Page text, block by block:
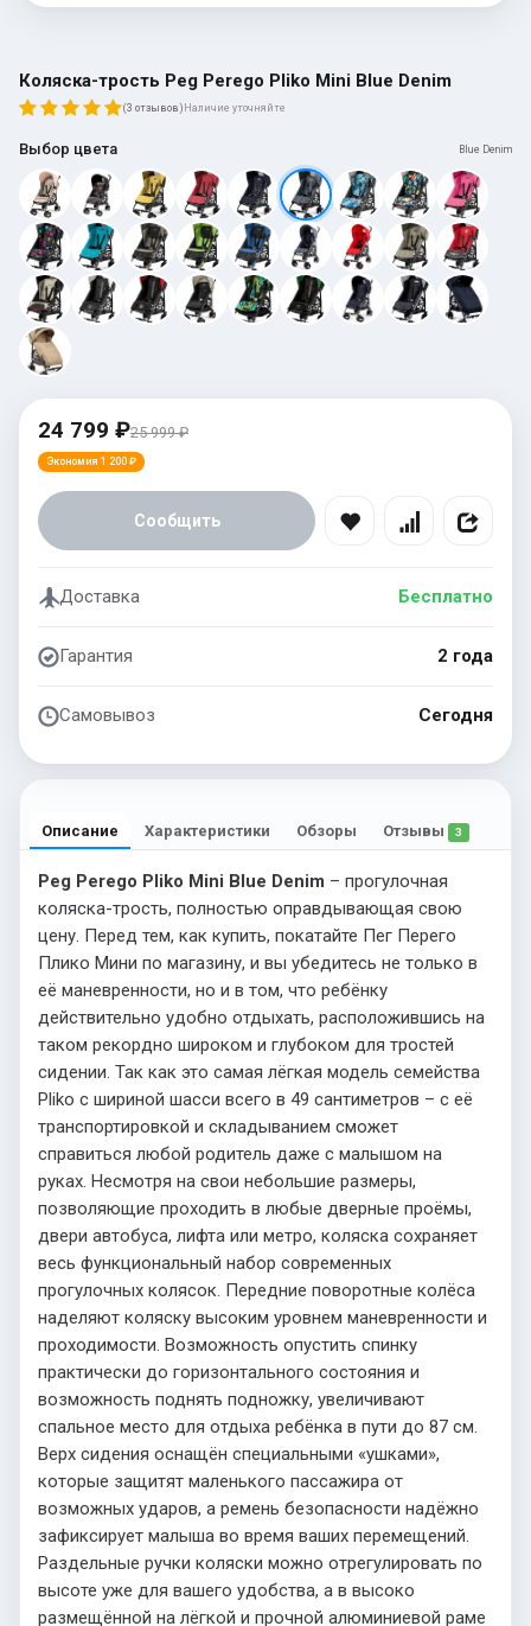
Коляска-трость Peg Perego Pliko Mini Blue Denim
(3 отзывов) Наличие уточняйте
Выбор цвета Blue Denim
24 799 ₽25 999 ₽
Экономия 1 200 ₽
Сообщить
Доставка Бесплатно
Гарантия 2 года
Самовывоз Сегодня
Описание Характеристики Обзоры Отзывы 3
Peg Perego Pliko Mini Blue Denim – прогулочная
коляска-трость, полностью оправдывающая свою
цену. Перед тем, как купить, покатайте Пег Перего
Плико Мини по магазину, и вы убедитесь не только в
её маневренности, но и в том, что ребёнку
действительно удобно отдыхать, расположившись на
таком рекордно широком и глубоком для тростей
сидении. Так как это самая лёгкая модель семейства
Pliko с шириной шасси всего в 49 сантиметров – с её
транспортировкой и складыванием сможет
справиться любой родитель даже с малышом на
руках. Несмотря на свои небольшие размеры,
позволяющие проходить в любые дверные проёмы,
двери автобуса, лифта или метро, коляска сохраняет
весь функциональный набор современных
прогулочных колясок. Передние поворотные колёса
наделяют коляску высоким уровнем маневренности и
проходимости. Возможность опустить спинку
практически до горизонтального состояния и
возможность поднять подножку, увеличивают
спальное место для отдыха ребёнка в пути до 87 см.
Верх сидения оснащён специальными «ушками»,
которые защитят маленького пассажира от
возможных ударов, а ремень безопасности надёжно
зафиксирует малыша во время ваших перемещений.
Раздельные ручки коляски можно отрегулировать по
высоте уже для вашего удобства, а в высоко
размещённой на лёгкой и прочной алюминиевой раме